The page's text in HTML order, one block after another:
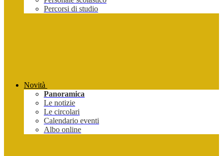
Percorsi di studio
Novità
Panoramica
Le notizie
Le circolari
Calendario eventi
Albo online